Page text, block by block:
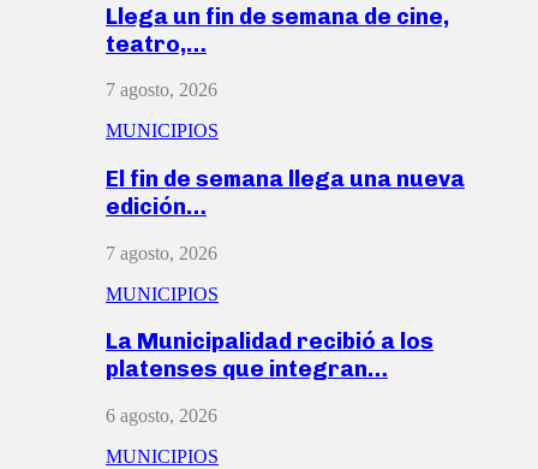
Llega un fin de semana de cine,
teatro,…
7 agosto, 2026
MUNICIPIOS
El fin de semana llega una nueva
edición…
7 agosto, 2026
MUNICIPIOS
La Municipalidad recibió a los
platenses que integran…
6 agosto, 2026
MUNICIPIOS